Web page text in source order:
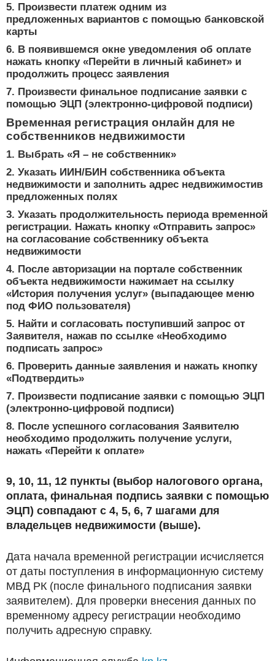
5. Произвести платеж одним из
предложенных вариантов с помощью банковской
карты
6. В появившемся окне уведомления об оплате
нажать кнопку «Перейти в личный кабинет» и
продолжить процесс заявления
7. Произвести финальное подписание заявки с
помощью ЭЦП (электронно-цифровой подписи)
Временная регистрация онлайн для не
собственников недвижимости
1. Выбрать «Я – не собственник»
2. Указать ИИН/БИН собственника объекта
недвижимости и заполнить адрес недвижимостив
предложенных полях
3. Указать продолжительность периода временной
регистрации. Нажать кнопку «Отправить запрос»
на согласование собственнику объекта
недвижимости
4. После авторизации на портале собственник
объекта недвижимости нажимает на ссылку
«История получения услуг» (выпадающее меню
под ФИО пользователя)
5. Найти и согласовать поступивший запрос от
Заявителя, нажав по ссылке «Необходимо
подписать запрос»
6. Проверить данные заявления и нажать кнопку
«Подтвердить»
7. Произвести подписание заявки с помощью ЭЦП
(электронно-цифровой подписи)
8. После успешного согласования Заявителю
необходимо продолжить получение услуги,
нажать «Перейти к оплате»
9, 10, 11, 12 пункты (выбор налогового органа,
оплата, финальная подпись заявки с помощью
ЭЦП) совпадают с 4, 5, 6, 7 шагами для
владельцев недвижимости (выше).
Дата начала временной регистрации исчисляется
от даты поступления в информационную систему
МВД РК (после финального подписания заявки
заявителем). Для проверки внесения данных по
временному адресу регистрации необходимо
получить адресную справку.